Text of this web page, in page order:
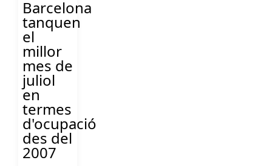
Barcelona
tanquen
el
millor
mes de
juliol
en
termes
d'ocupació
des del
2007